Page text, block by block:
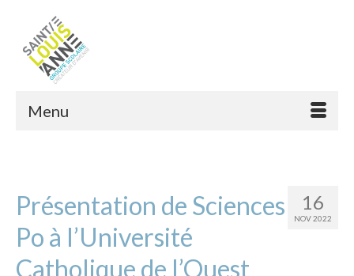
Menu
16
NOV 2022
Présentation de Sciences
Po à l’Université
Catholique de l’Ouest